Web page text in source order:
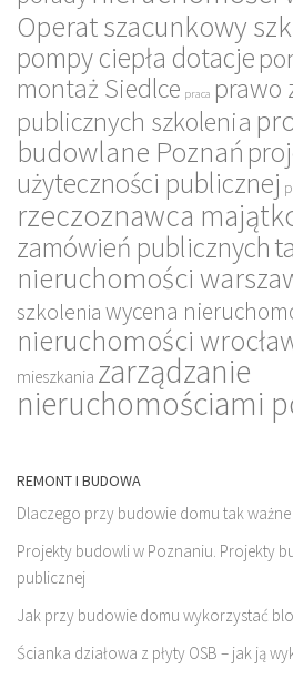
Operat szacunkowy
pompy ciepła dotacje
montaż Siedlce praca prawo
publicznych szkolenia
budowlane Poznań
użyteczności publicznej
rzeczoznawca
zamówień publicznych
nieruchomości
szkolenia wycena
nieruchomości
mieszkania zarządzanie
nieruchomościami
REMONT I BUDOWA
Dlaczego przy budowie domu tak
Projekty budowli w Poznaniu. Projekty
publicznej
Jak przy budowie domu wykorzystać
Ścianka działowa z płyty OSB – jak ją